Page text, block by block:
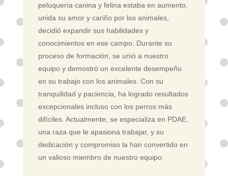
peluquería canina y felina estaba en aumento,
unida su amor y cariño por los animales,
decidió expandir sus habilidades y
conocimientos en ese campo. Durante su
proceso de formación, se unió a nuestro
equipo y demostró un excelente desempeño
en su trabajo con los animales. Con su
tranquilidad y paciencia, ha logrado resultados
excepcionales incluso con los perros más
difíciles. Actualmente, se especializa en PDAE,
una raza que le apasiona trabajar, y su
dedicación y compromiso la han convertido en
un valioso miembro de nuestro equipo.